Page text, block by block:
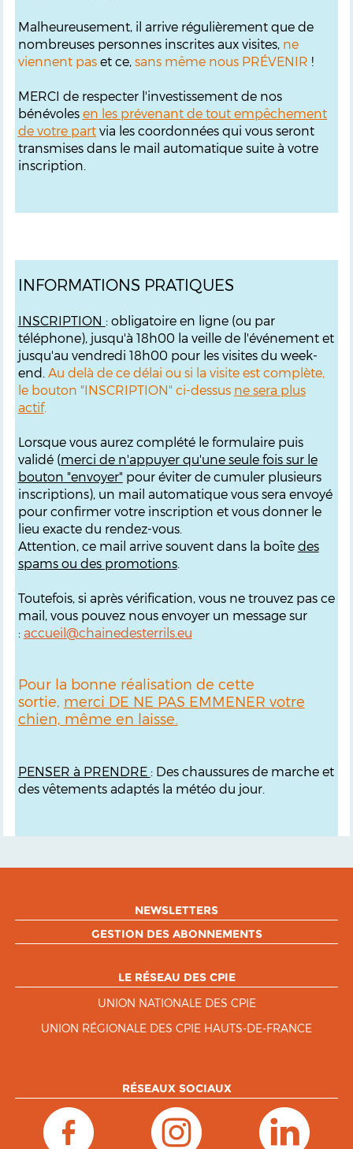
Malheureusement, il arrive régulièrement que de
nombreuses personnes inscrites aux visites, ne
viennent paset ce, sans même nous PRÉVENIR !
MERCI de respecter l'investissement de nos
bénévoles en les prévenant de tout empêchement
de votre partvia les coordonnées qui vous seront
transmises dans le mail automatique suite à votre
inscription.
INFORMATIONS PRATIQUES
INSCRIPTION : obligatoire en ligne (ou par
téléphone), jusqu'à 18h00 la veille de l'événement et
jusqu'au vendredi 18h00 pour les visites du week-
end. Au delà de ce délai ou si la visite est complète,
le bouton "INSCRIPTION" ci-dessus ne sera plus
actif.
Lorsque vous aurez complété le formulaire puis
validé (merci de n'appuyer qu'une seule fois sur le
bouton "envoyer" pour éviter de cumuler plusieurs
inscriptions), un mail automatique vous sera envoyé
pour confirmer votre inscription et vous donner le
lieu exacte du rendez-vous.
Attention, ce mail arrive souvent dans la boîte des
spams ou des promotions.
Toutefois, si après vérification, vous ne trouvez pas ce
mail, vous pouvez nous envoyer un message sur
: accueil@chainedesterrils.eu
Pour la bonne réalisation de cette
sortie, merci DE NE PAS EMMENER votre
chien, même en laisse.
PENSER à PRENDRE : Des chaussures de marche et
des vêtements adaptés la météo du jour.
NEWSLETTERS
GESTION DES ABONNEMENTS
LE RÉSEAU DES CPIE
UNION NATIONALE DES CPIE
UNION RÉGIONALE DES CPIE HAUTS-DE-FRANCE
RÉSEAUX SOCIAUX